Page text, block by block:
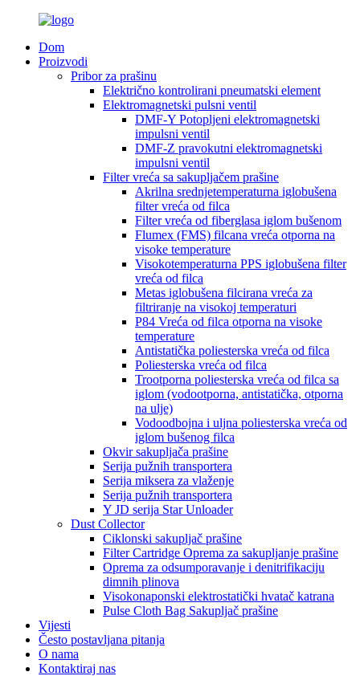
Dom
Proizvodi
Pribor za prašinu
Električno kontrolirani pneumatski element
Elektromagnetski pulsni ventil
DMF-Y Potopljeni elektromagnetski
impulsni ventil
DMF-Z pravokutni elektromagnetski
impulsni ventil
Filter vreća sa sakupljačem prašine
Akrilna srednjetemperaturna iglobušena
filter vreća od filca
Filter vreća od fiberglasa iglom bušenom
Flumex (FMS) filcana vreća otporna na
visoke temperature
Visokotemperaturna PPS iglobušena filter
vreća od filca
Metas iglobušena filcirana vreća za
filtriranje na visokoj temperaturi
P84 Vreća od filca otporna na visoke
temperature
Antistatička poliesterska vreća od filca
Poliesterska vreća od filca
Trootporna poliesterska vreća od filca sa
iglom (vodootporna, antistatička, otporna
na ulje)
Vodoodbojna i uljna poliesterska vreća od
iglom bušenog filca
Okvir sakupljača prašine
Serija pužnih transportera
Serija miksera za vlaženje
Serija pužnih transportera
Y JD serija Star Unloader
Dust Collector
Ciklonski sakupljač prašine
Filter Cartridge Oprema za sakupljanje prašine
Oprema za odsumporavanje i denitrifikaciju
dimnih plinova
Visokonaponski elektrostatički hvatač katrana
Pulse Cloth Bag Sakupljač prašine
Vijesti
Često postavljana pitanja
O nama
Kontaktiraj nas